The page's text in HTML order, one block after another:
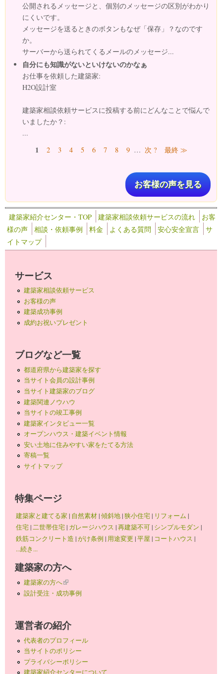
公開されるメッセージと、個別のメッセージの区別がわかり
にくいです。
メッセージを送るときのボタンもなぜ「保存」？なのです
か。
サーバーから送られてくるメールのメッセージ...
自分にも知識がないといけないのかなぁ
お仕事を依頼した建築家:
H2O設計室
建築家相談依頼サービスに投稿する前にどんなことで悩んで
いましたか？:
...
ページ1 2 3 4 5 6 7 8 9 … 次 ? 最終 ≫
お客様の声を見る
建築家紹介センター・TOP 建築家相談依頼サービスの流れ
お客
様の声
相談・依頼事例 料金 よくある質問 安心安全宣言
サ
イトマップ
サービス
建築家相談依頼サービス
お客様の声
建築成功事例
成約お祝いプレゼント
ブログなど一覧
都道府県から建築家を探す
当サイト会員の設計事例
当サイト建築家のブログ
建築関連ノウハウ
当サイトの竣工事例
建築家インタビュー一覧
オープンハウス・建築イベント情報
安い土地に住みやすい家をたてる方法
寄稿一覧
サイトマップ
特集ページ
建築家と建てる家 | 自然素材|傾斜地|狭小住宅| リフォーム |
住宅|二世帯住宅| ガレージハウス |再建築不可| シンプルモダン |
鉄筋コンクリート造 |がけ条例 | 用途変更 |平屋 | コートハウス |
...続き...
建築家の方へ
建築家の方へ(link is external)
設計受注・成功事例
運営者の紹介
代表者のプロフィール
当サイトのポリシー
プライバシーポリシー
建築家紹介センターについて